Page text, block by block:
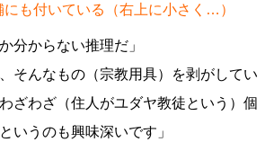
も付いている（右上に小さく…）
分からない推理だ」
、そんなもの（宗教用具）を剥がしてい
ざわざ（住人がユダヤ教徒という）個
いうのも興味深いです」